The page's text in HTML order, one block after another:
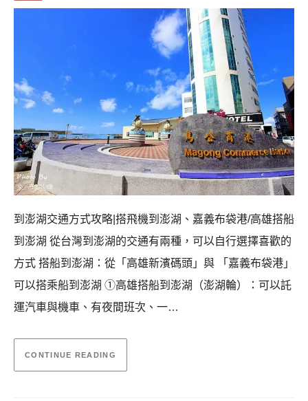
到澎湖交通方式攻略|搭飛機到澎湖、嘉義布袋港/高雄搭船
到澎湖 從台灣到澎湖的交通有兩種，可以自行選擇喜歡的
方式 搭船到澎湖：從「高雄新濱碼頭」與 「嘉義布袋港」
可以搭乘船到澎湖 ①高雄搭船到澎湖（澎湖輪）：可以託
運汽車與機車、有夜間班次、一…
CONTINUE READING